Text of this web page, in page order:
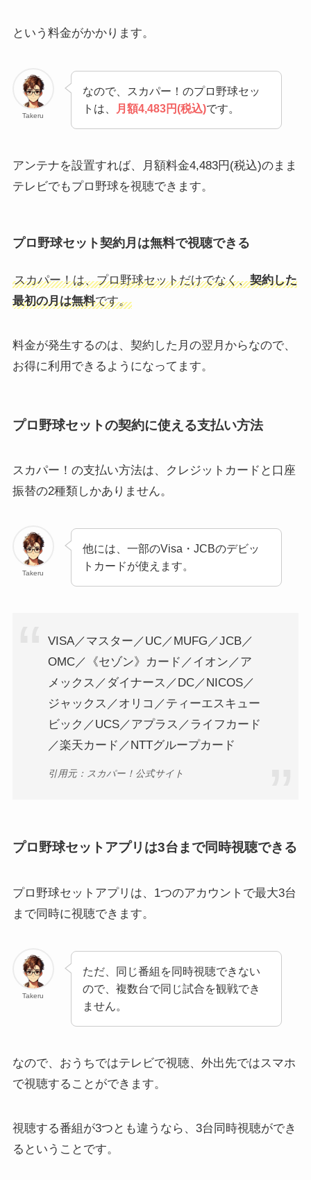
という料金がかかります。
Takeru
なので、スカパー！のプロ野球セッ
トは、
月額4,483円(税込)です。
アンテナを設置すれば、月額料金4,483円(税込)のまま
テレビでもプロ野球を視聴できます。
プロ野球セット契約月は無料で視聴できる
スカパー！は、プロ野球セットだけでなく、契約した
最初の月は無料です。
料金が発生するのは、契約した月の翌月からなので、
お得に利用できるようになってます。
プロ野球セットの契約に使える支払い方法
スカパー！の支払い方法は、クレジットカードと口座
振替の2種類しかありません。
Takeru
他には、一部のVisa・JCBのデビッ
トカードが使えます。
VISA／マスター／UC／MUFG／JCB／
OMC／《セゾン》カード／イオン／ア
メックス／ダイナース／DC／NICOS／
ジャックス／オリコ／ティーエスキュー
ビック／UCS／アプラス／ライフカード
／楽天カード／NTTグループカード
引用元：スカパー！公式サイト
プロ野球セットアプリは3台まで同時視聴できる
プロ野球セットアプリは、1つのアカウントで最大3台
まで同時に視聴できます。
Takeru
ただ、同じ番組を同時視聴できない
ので、複数台で同じ試合を観戦でき
ません。
なので、おうちではテレビで視聴、外出先ではスマホ
で視聴することができます。
視聴する番組が3つとも違うなら、3台同時視聴ができ
るということです。